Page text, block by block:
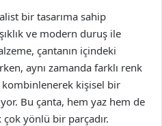
bir tasarıma sahip
ve modern duruş ile
çantanın içindeki
aynı zamanda farklı renk
kişisel bir
Bu çanta, hem yaz hem de
çok yönlü bir parçadır.